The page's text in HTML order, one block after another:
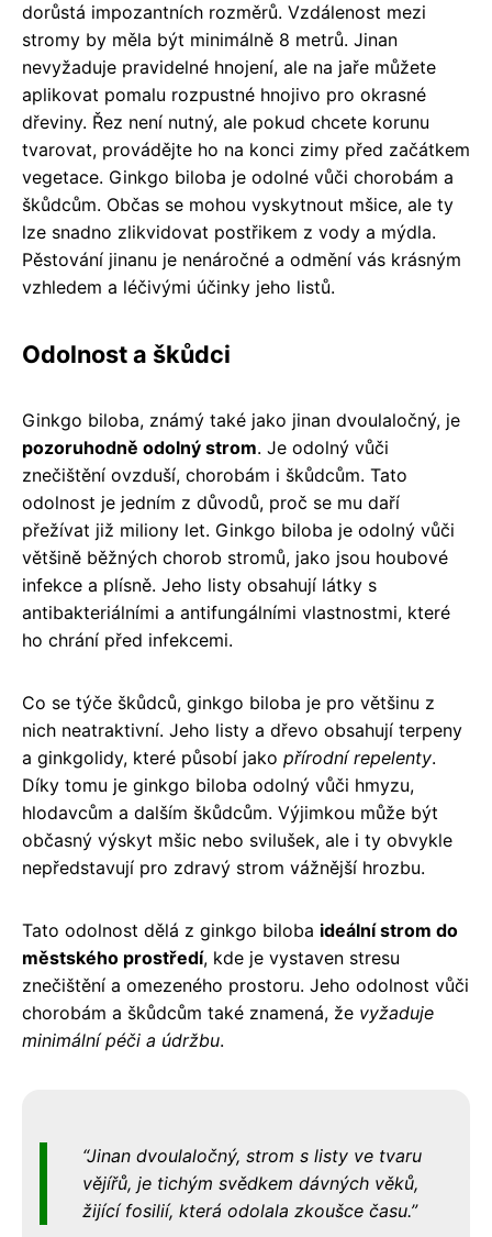
dorůstá impozantních rozměrů. Vzdálenost mezi
stromy by měla být minimálně 8 metrů. Jinan
nevyžaduje pravidelné hnojení, ale na jaře můžete
aplikovat pomalu rozpustné hnojivo pro okrasné
dřeviny. Řez není nutný, ale pokud chcete korunu
tvarovat, provádějte ho na konci zimy před začátkem
vegetace. Ginkgo biloba je odolné vůči chorobám a
škůdcům. Občas se mohou vyskytnout mšice, ale ty
lze snadno zlikvidovat postřikem z vody a mýdla.
Pěstování jinanu je nenáročné a odmění vás krásným
vzhledem a léčivými účinky jeho listů.
Odolnost a škůdci
Ginkgo biloba, známý také jako jinan dvoulaločný, je
pozoruhodně odolný strom. Je odolný vůči
znečištění ovzduší, chorobám i škůdcům. Tato
odolnost je jedním z důvodů, proč se mu daří
přežívat již miliony let. Ginkgo biloba je odolný vůči
většině běžných chorob stromů, jako jsou houbové
infekce a plísně. Jeho listy obsahují látky s
antibakteriálními a antifungálními vlastnostmi, které
ho chrání před infekcemi.
Co se týče škůdců, ginkgo biloba je pro většinu z
nich neatraktivní. Jeho listy a dřevo obsahují terpeny
a ginkgolidy, které působí jako přírodní repelenty.
Díky tomu je ginkgo biloba odolný vůči hmyzu,
hlodavcům a dalším škůdcům. Výjimkou může být
občasný výskyt mšic nebo svilušek, ale i ty obvykle
nepředstavují pro zdravý strom vážnější hrozbu.
Tato odolnost dělá z ginkgo biloba ideální strom do
městského prostředí, kde je vystaven stresu
znečištění a omezeného prostoru. Jeho odolnost vůči
chorobám a škůdcům také znamená, že vyžaduje
minimální péči a údržbu.
Jinan dvoulaločný, strom s listy ve tvaru
vějířů, je tichým svědkem dávných věků,
žijící fosilií, která odolala zkoušce času.